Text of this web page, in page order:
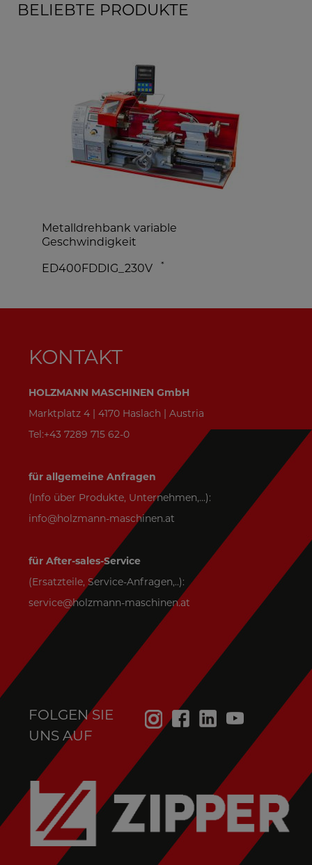
BELIEBTE PRODUKTE
Tischdrehmaschine
KONTAKT
HOLZMANN MASCHINEN GmbH
Marktplatz 4 | 4170 Haslach | Austria
Tel:+43 7289 715 62-0
für allgemeine Anfragen
(Info über Produkte, Unternehmen,...):
info@holzmann-maschinen.at
für After-sales-Service
(Ersatzteile, Service-Anfragen,..):
service@holzmann-maschinen.at
FOLGEN SIE
UNS AUF